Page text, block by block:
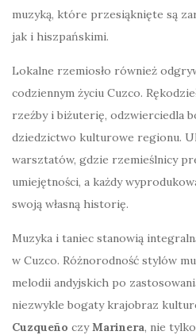
muzyką, które przesiąknięte są
jak i hiszpańskimi.
Lokalne rzemiosło również
codziennym życiu Cuzco.
rzeźby i biżuterię, odzwierciedla
dziedzictwo kulturowe regionu.
warsztatów, gdzie rzemieślnicy
umiejętności, a każdy
swoją własną historię.
Muzyka i taniec stanowią
w Cuzco. Różnorodność stylów
melodii andyjskich po
niezwykle bogaty krajobraz
Cuzqueño czyMarinera, nie